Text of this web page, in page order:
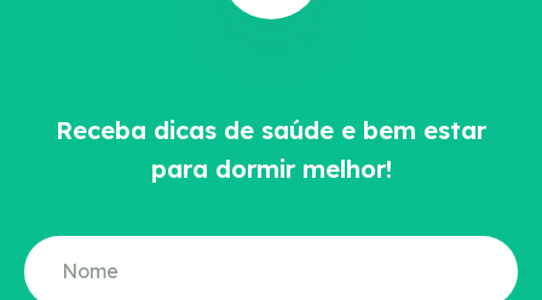
Receba dicas de saúde e bem estar
para dormir melhor!